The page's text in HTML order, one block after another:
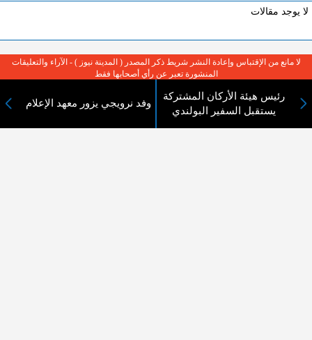
لا يوجد مقالات
رئيس هيئة الأركان المشتركة
يستقبل السفير البولندي
وفد نرويجي يزور معهد الإعلام
لا مانع من الإقتباس وإعادة النشر شريط ذكر المصدر ( المدينة نيوز ) - الآراء والتعليقات
المنشورة تعبر عن رأي أصحابها فقط